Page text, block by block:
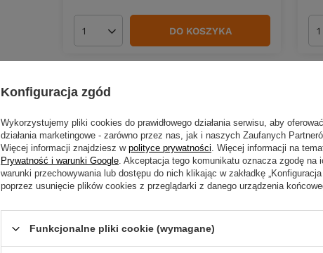
Ilość produktów DO KOSZYKA
Konfiguracja zgód
Wykorzystujemy pliki cookies do prawidłowego działania serwisu, aby
działania marketingowe - zarówno przez nas, jak i naszych Zaufanych
Więcej informacji znajdziesz w polityce prywatności. Więcej informacji na
Prywatność i warunki Google. Akceptacja tego komunikatu oznacza zgodę
warunki przechowywania lub dostępu do nich klikając w zakładkę
poprzez usunięcie plików cookies z przeglądarki z danego urządzenia
Funkcjonalne pliki cookie (wymagane)